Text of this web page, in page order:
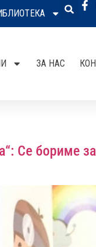
ЗА НАС
Се бориме